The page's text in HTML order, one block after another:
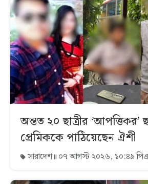
অন্তত ২০ ছাত্রীর ‘আপত্তিকর’
প্রেমিককে পাঠিয়েছেন ঐশী
সারাদেশ ০৭ আগস্ট ২০২৬, ১০:৪৯